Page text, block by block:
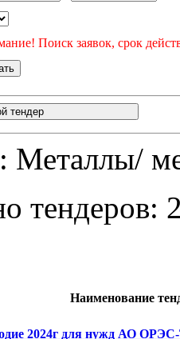
Поиск заявок, срок
тендер
Металлы/
тендеров:
Наименование
2024г для нужд АО